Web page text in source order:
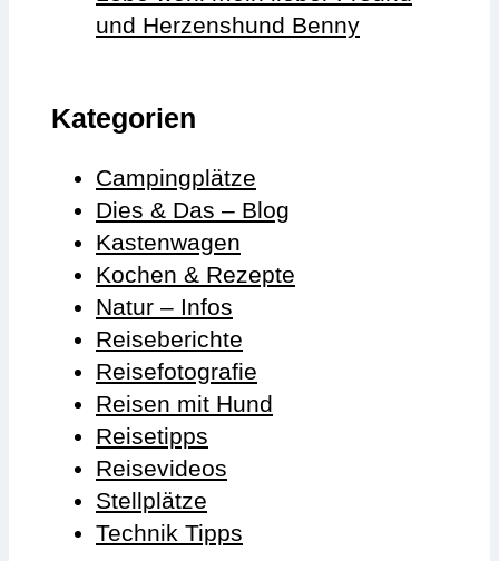
und Herzenshund Benny
Kategorien
Campingplätze
Dies & Das – Blog
Kastenwagen
Kochen & Rezepte
Natur – Infos
Reiseberichte
Reisefotografie
Reisen mit Hund
Reisetipps
Reisevideos
Stellplätze
Technik Tipps